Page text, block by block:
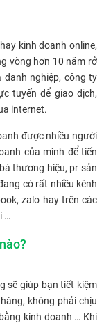
kinh doanh online,
vòng hơn 10 năm rở
danh nghiệp, công ty
tuyến để giao dịch,
internet.
được nhiều người
của mình để tiến
thương hiệu, pr sản
có rất nhiều kênh
zalo hay trên các
…
sẽ giúp bạn tiết kiệm
không phải chịu
kinh doanh … Khi